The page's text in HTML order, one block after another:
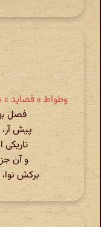
وطواط » قصاید » شمارهٔ ۱۸۹ - درمدح
فصل
پیش
و آن
برکش